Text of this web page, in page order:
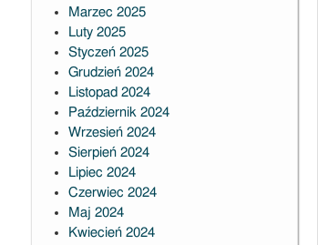
Marzec 2025
Luty 2025
Styczeń 2025
Grudzień 2024
Listopad 2024
Październik 2024
Wrzesień 2024
Sierpień 2024
Lipiec 2024
Czerwiec 2024
Maj 2024
Kwiecień 2024